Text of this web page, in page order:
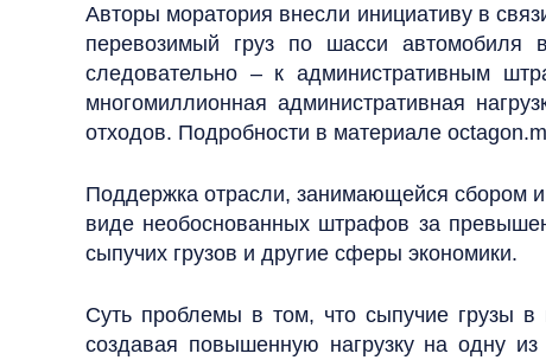
Авторы моратория внесли инициативу в
перевозимый груз по шасси
следовательно – к административным
многомиллионная административная
отходов. Подробности в материале
Поддержка отрасли, занимающейся сбором
виде необоснованных штрафов за
сыпучих грузов и другие сферы экономики.
Суть проблемы в том, что сыпучие грузы в
создавая повышенную нагрузку на одну